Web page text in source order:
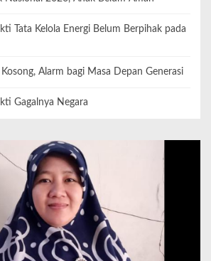
Tata Kelola Energi Belum Berpihak pada
Kosong, Alarm bagi Masa Depan Generasi
Gagalnya Negara